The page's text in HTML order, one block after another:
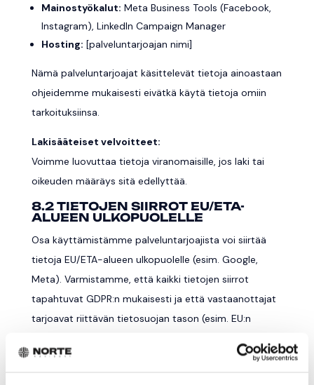
Mainostyökalut: Meta Business Tools (Facebook,
Instagram), LinkedIn Campaign Manager
Hosting: [palveluntarjoajan nimi]
Nämä palveluntarjoajat käsittelevät tietoja ainoastaan
ohjeidemme mukaisesti eivätkä käytä tietoja omiin
tarkoituksiinsa.
Lakisääteiset velvoitteet:
Voimme luovuttaa tietoja viranomaisille, jos laki tai
oikeuden määräys sitä edellyttää.
8.2 TIETOJEN SIIRROT EU/ETA-
ALUEEN ULKOPUOLELLE
Osa käyttämistämme palveluntarjoajista voi siirtää
tietoja EU/ETA-alueen ulkopuolelle (esim. Google,
Meta). Varmistamme, että kaikki tietojen siirrot
tapahtuvat GDPR:n mukaisesti ja että vastaanottajat
tarjoavat riittävän tietosuojan tason (esim. EU:n
sertifikaatti tai vastaavat mekanismit).